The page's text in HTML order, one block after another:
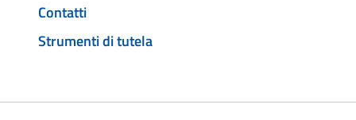
Contatti
Strumenti di tutela